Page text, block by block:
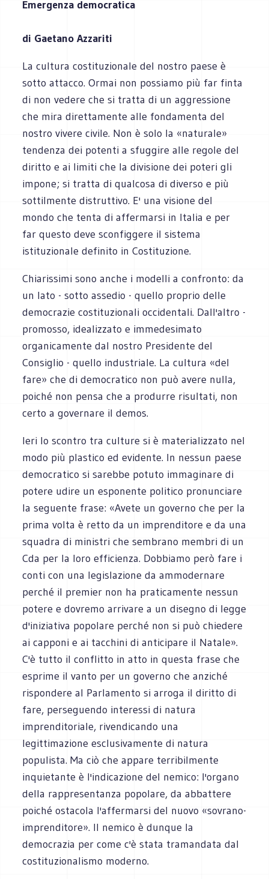
Emergenza democratica
di Gaetano Azzariti
La cultura costituzionale del nostro paese è
sotto attacco. Ormai non possiamo più far finta
di non vedere che si tratta di un aggressione
che mira direttamente alle fondamenta del
nostro vivere civile. Non è solo la «naturale»
tendenza dei potenti a sfuggire alle regole del
diritto e ai limiti che la divisione dei poteri gli
impone; si tratta di qualcosa di diverso e più
sottilmente distruttivo. E' una visione del
mondo che tenta di affermarsi in Italia e per
far questo deve sconfiggere il sistema
istituzionale definito in Costituzione.
Chiarissimi sono anche i modelli a confronto: da
un lato - sotto assedio - quello proprio delle
democrazie costituzionali occidentali. Dall'altro -
promosso, idealizzato e immedesimato
organicamente dal nostro Presidente del
Consiglio - quello industriale. La cultura «del
fare» che di democratico non può avere nulla,
poiché non pensa che a produrre risultati, non
certo a governare il demos.
Ieri lo scontro tra culture si è materializzato nel
modo più plastico ed evidente. In nessun paese
democratico si sarebbe potuto immaginare di
potere udire un esponente politico pronunciare
la seguente frase: «Avete un governo che per la
prima volta è retto da un imprenditore e da una
squadra di ministri che sembrano membri di un
Cda per la loro efficienza. Dobbiamo però fare i
conti con una legislazione da ammodernare
perché il premier non ha praticamente nessun
potere e dovremo arrivare a un disegno di legge
d'iniziativa popolare perché non si può chiedere
ai capponi e ai tacchini di anticipare il Natale».
C'è tutto il conflitto in atto in questa frase che
esprime il vanto per un governo che anziché
rispondere al Parlamento si arroga il diritto di
fare, perseguendo interessi di natura
imprenditoriale, rivendicando una
legittimazione esclusivamente di natura
populista. Ma ciò che appare terribilmente
inquietante è l'indicazione del nemico: l'organo
della rappresentanza popolare, da abbattere
poiché ostacola l'affermarsi del nuovo «sovrano-
imprenditore». Il nemico è dunque la
democrazia per come c'è stata tramandata dal
costituzionalismo moderno.